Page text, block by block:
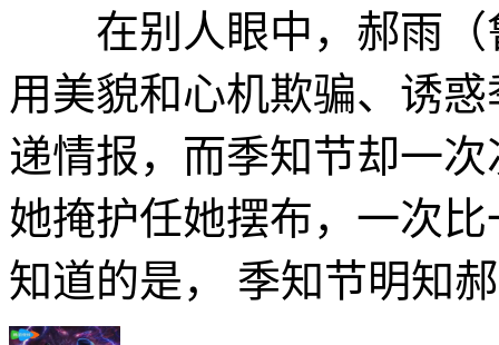
在别人眼中，郝雨（
用美貌和心机欺骗、诱
递情报，而季知节却一
她掩护任她摆布，一次
知道的是， 季知节明知